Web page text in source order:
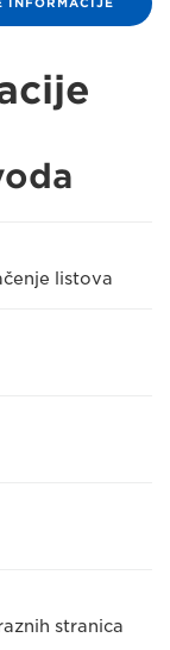
listova
stranica